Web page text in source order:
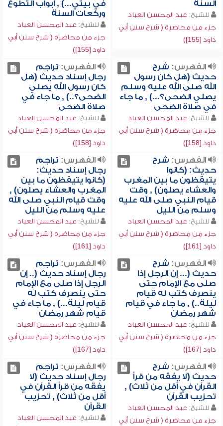
السنة
للشيخ: عبد المحسن العباد
جزء من محاضرة ( شرح سنن أبي
داود [155])
في بيتي...) , أبواب التطوع
وركعات السنة
للشيخ: عبد المحسن العباد
جزء من محاضرة ( شرح سنن أبي
داود [155])
الفهرس: شرح
حديث (هل كان رسول
الله صلى الله عليه وسلم
يصلي الضحى؟...) , ما جاء
في صلاة الضحى
للشيخ: عبد المحسن العباد
جزء من محاضرة ( شرح سنن أبي
داود [158])
الفهرس: تراجم
رجال إسناد حديث (هل
كان رسول الله يصلي
الضحى؟..) , ما جاء في
صلاة الضحى
للشيخ: عبد المحسن العباد
جزء من محاضرة ( شرح سنن أبي
داود [158])
الفهرس: شرح
حديث: (كانوا
يتيقظون ما بين المغرب
والعشاء يصلون) , وقت
قيام النبي صلى الله عليه
وسلم من الليل
للشيخ: عبد المحسن العباد
جزء من محاضرة ( شرح سنن أبي
داود [161])
الفهرس: تراجم
رجال إسناد حديث:
(كانوا يتيقظون ما بين
المغرب والعشاء يصلون) ,
وقت قيام النبي صلى الله
عليه وسلم من الليل
للشيخ: عبد المحسن العباد
جزء من محاضرة ( شرح سنن أبي
داود [161])
الفهرس: شرح
حديث (... إن الرجل إذا
صلى مع الإمام حتى
ينصرف كتب له قيام
ليلة..) , ما جاء في قيام
شهر رمضان
للشيخ: عبد المحسن العباد
جزء من محاضرة ( شرح سنن أبي
داود [167])
الفهرس: تراجم
رجال إسناد حديث (.. إن
الرجل إذا صلى مع الإمام
حتى ينصرف كتب له
قيام ليلة...) , ما جاء في
قيام شهر رمضان
للشيخ: عبد المحسن العباد
جزء من محاضرة ( شرح سنن أبي
داود [167])
الفهرس: شرح
حديث (لا يفقه من قرأ
القرآن في أقل من ثلاث) ,
تحزيب القرآن
للشيخ: عبد المحسن العباد
جزء من محاضرة ( شرح سنن أبي
الفهرس: تراجم
رجال إسناد حديث (لا
يفقه من قرأ القرآن في
أقل من ثلاث) , تحزيب
القرآن
للشيخ: عبد المحسن العباد